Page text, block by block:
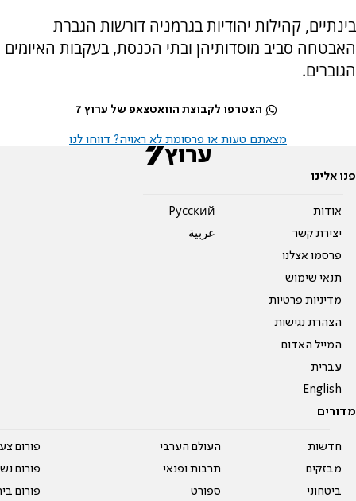
בינתיים, קהילות יהודיות בגרמניה דורשות הגברת
האבטחה סביב מוסדותיהן ובתי הכנסת, בעקבות האיומים
הגוברים.
הצטרפו לקבוצת הוואטצאפ של ערוץ 7
מצאתם טעות או פרסומת לא ראויה? דווחו לנו
פנו אלינו
אודות
יצירת קשר
פרסמו אצלנו
תנאי שימוש
מדיניות פרטיות
הצהרת נגישות
המייל האדום
עברית
English
Pусский
عربية
מדורים
חדשות
מבזקים
ביטחוני
העולם הערבי
תרבות ופנאי
ספורט
פורום
פורום
פורום